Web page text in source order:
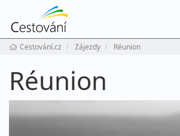
Cestování.cz Zájezdy Réunion
Réunion